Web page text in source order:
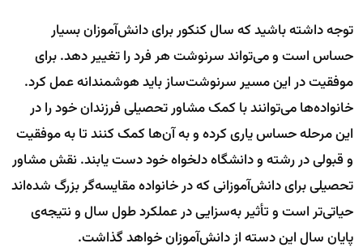
توجه داشته باشید که سال کنکور برای دانش‌آموزان بسیار
حساس است و می‌تواند سرنوشت هر فرد را تغییر دهد. برای
موفقیت در این مسیر سرنوشت‌ساز باید هوشمندانه عمل کرد.
خانواده‌ها می‌توانند با کمک مشاور تحصیلی فرزندان خود را در
این مرحله حساس یاری کرده و به آن‌ها کمک کنند تا به موفقیت
و قبولی در رشته و دانشگاه دلخواه خود دست یابند. نقش مشاور
تحصیلی برای دانش‌آموزانی که در خانواده مقایسه‌گر بزرگ شده‌اند
حیاتی‌تر است و تأثیر به‌سزایی در عملکرد طول سال و نتیجه‌ی
پایان سال این دسته از دانش‌آموزان خواهد گذاشت.